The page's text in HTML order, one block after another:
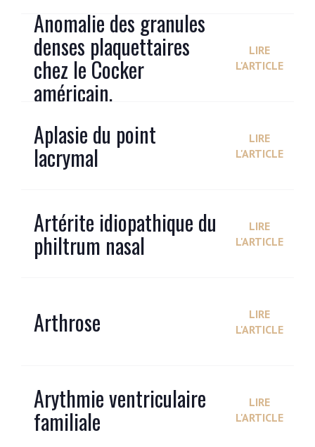
Anomalie des granules
denses plaquettaires
chez le Cocker
américain.
LIRE
L'ARTICLE
Aplasie du point
lacrymal
LIRE
L'ARTICLE
Artérite idiopathique du
philtrum nasal
LIRE
L'ARTICLE
Arthrose
LIRE
L'ARTICLE
Arythmie ventriculaire
familiale
LIRE
L'ARTICLE